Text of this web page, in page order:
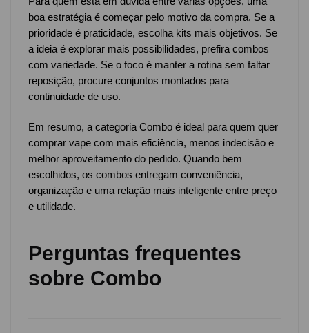
boa estratégia é começar pelo motivo da compra. Se a
prioridade é praticidade, escolha kits mais objetivos. Se
a ideia é explorar mais possibilidades, prefira combos
com variedade. Se o foco é manter a rotina sem faltar
reposição, procure conjuntos montados para
continuidade de uso.
Em resumo, a categoria Combo é ideal para quem quer
comprar vape com mais eficiência, menos indecisão e
melhor aproveitamento do pedido. Quando bem
escolhidos, os combos entregam conveniência,
organização e uma relação mais inteligente entre preço
e utilidade.
Perguntas frequentes
sobre Combo